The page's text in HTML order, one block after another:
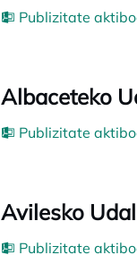
Publizitate
Albaceteko
Publizitate
Avilesko
Publizitate